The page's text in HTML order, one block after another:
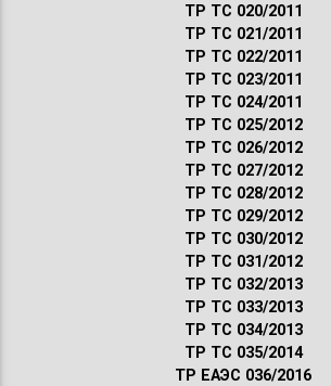
ТР ТС 020/2011
ТР ТС 021/2011
ТР ТС 022/2011
ТР ТС 023/2011
ТР ТС 024/2011
ТР ТС 025/2012
ТР ТС 026/2012
ТР ТС 027/2012
ТР ТС 028/2012
ТР ТС 029/2012
ТР ТС 030/2012
ТР ТС 031/2012
ТР ТС 032/2013
ТР ТС 033/2013
ТР ТС 034/2013
ТР ТС 035/2014
ТР ЕАЭС 036/2016